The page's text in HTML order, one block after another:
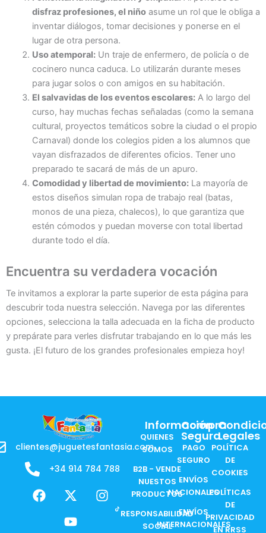
disfraz profesiones, el niñoasume un rol que le obliga a
inventar diálogos, tomar decisiones y ponerse en el
lugar de otra persona.
Uso atemporal:Un traje de enfermero, de policía o de
cocinero nunca caduca. Lo utilizarán durante meses
para jugar solos o con amigos en su habitación.
El salvavidas de los eventos escolares:A lo largo del
curso, hay muchas fechas señaladas (como la semana
cultural, proyectos temáticos sobre la ciudad o el propio
Carnaval) donde los colegios piden a los alumnos que
vayan disfrazados de diferentes oficios. Tener uno
preparado te sacará de más de un apuro.
Comodidad y libertad de movimiento:La mayoría de
estos diseños simulan ropa de trabajo real (batas,
monos de una pieza, chalecos), lo que garantiza que
estén cómodos y puedan moverse con total libertad
durante todo el día.
Encuentra su verdadera vocación
Te invitamos a explorar la parte superior de esta página para
descubrir toda nuestra selección. Navega por las diferentes
opciones, selecciona la talla adecuada en la ficha de producto
y prepárate para verles disfrutar trabajando en lo que más les
gusta. ¡El futuro de los grandes profesionales empieza hoy!
clientes@juguetesfantasia.com
+34 914 784 788
F
a
X
-
t
w
I
n
Y
o
u
t
Información
QUIENES
SOMOS
B2B - VENDE
NUESTOS
PRODUCTOS
RESPONSABILIDAD
SOCIAL
Compra
Segura
PAGO
SEGURO
ENVÍOS
NACIONALES
ENVÍOS
INTERNACIONALES
Legales
POLÍTICA
DE
COOKIES
POLÍTICAS
DE
PRIVACIDAD
EN RRSS